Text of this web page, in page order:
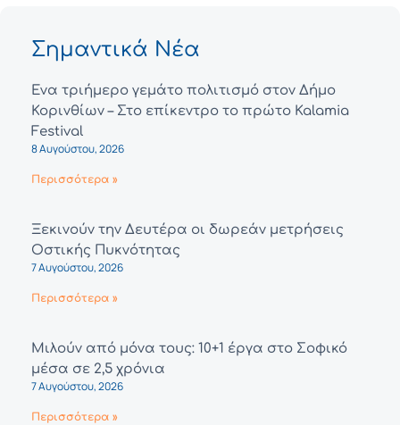
Σημαντικά Νέα
Ένα τριήμερο γεμάτο πολιτισμό στον Δήμο
Κορινθίων – Στο επίκεντρο το πρώτο Kalamia
Festival
8 Αυγούστου, 2026
Περισσότερα »
Ξεκινούν την Δευτέρα οι δωρεάν μετρήσεις
Οστικής Πυκνότητας
7 Αυγούστου, 2026
Περισσότερα »
Μιλούν από μόνα τους: 10+1 έργα στο Σοφικό
μέσα σε 2,5 χρόνια
7 Αυγούστου, 2026
Περισσότερα »